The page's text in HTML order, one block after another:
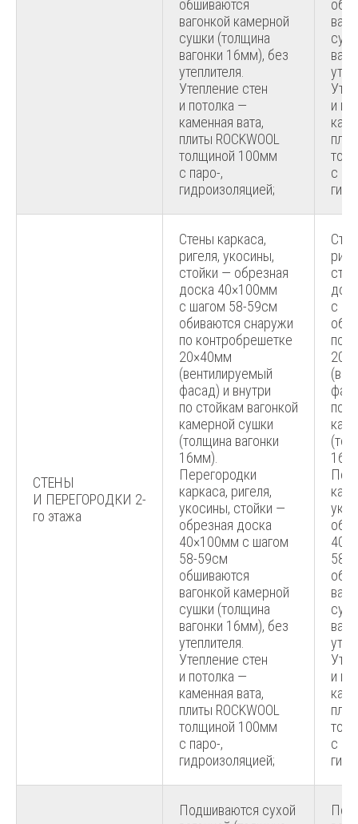
обшиваются
вагонкой камерной
сушки (толщина
вагонки 16мм), без
утеплителя.
Утепление стен
и потолка —
каменная вата,
плиты ROCKWOOL
толщиной 100мм
с паро-,
гидроизоляцией;
и
с
СТЕНЫ
И ПЕРЕГОРОДКИ 2-
го этажа
Стены каркаса,
ригеля, укосины,
стойки — обрезная
доска 40×100мм
с шагом 58-59см
обиваются снаружи
по контробрешетке
20×40мм
(вентилируемый
фасад) и внутри
по стойкам вагонкой
камерной сушки
(толщина вагонки
16мм).
Перегородки
каркаса, ригеля,
укосины, стойки —
обрезная доска
40×100мм с шагом
58-59см
обшиваются
вагонкой камерной
сушки (толщина
вагонки 16мм), без
утеплителя.
Утепление стен
и потолка —
каменная вата,
плиты ROCKWOOL
толщиной 100мм
с паро-,
гидроизоляцией;
с
по
по
58-
и
с
Подшиваются сухой